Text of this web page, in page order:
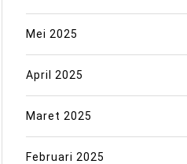
Mei 2025
April 2025
Maret 2025
Februari 2025